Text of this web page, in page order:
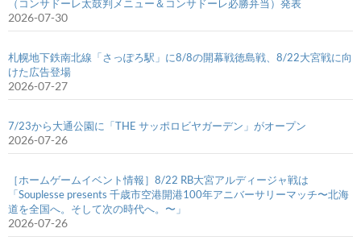
（コンサドーレ太鼓判メニュー＆コンサドーレ必勝弁当）発表
2026-07-30
札幌地下鉄南北線「さっぽろ駅」に8/8の開幕戦徳島戦、8/22大宮戦に向
けた広告登場
2026-07-27
7/23から大通公園に「THE サッポロビヤガーデン」がオープン
2026-07-26
［ホームゲームイベント情報］8/22 RB大宮アルディージャ戦は
「Souplesse presents 千歳市空港開港100年アニバーサリーマッチ〜北海
道を全国へ。そして次の時代へ。〜」
2026-07-26